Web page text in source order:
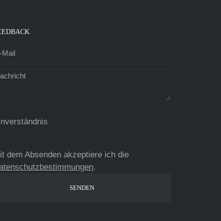
dem Absenden akzeptiere ich die
.